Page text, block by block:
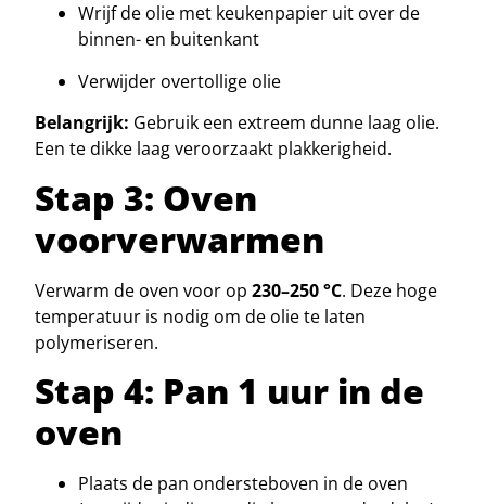
Wrijf de olie met keukenpapier uit over de
binnen- en buitenkant
Verwijder overtollige olie
Belangrijk: Gebruik een extreem dunne laag olie.
Een te dikke laag veroorzaakt plakkerigheid.
Stap 3: Oven
voorverwarmen
Verwarm de oven voor op230–250 °C. Deze hoge
temperatuur is nodig om de olie te laten
polymeriseren.
Stap 4: Pan 1 uur in de
oven
Plaats de pan ondersteboven in de oven